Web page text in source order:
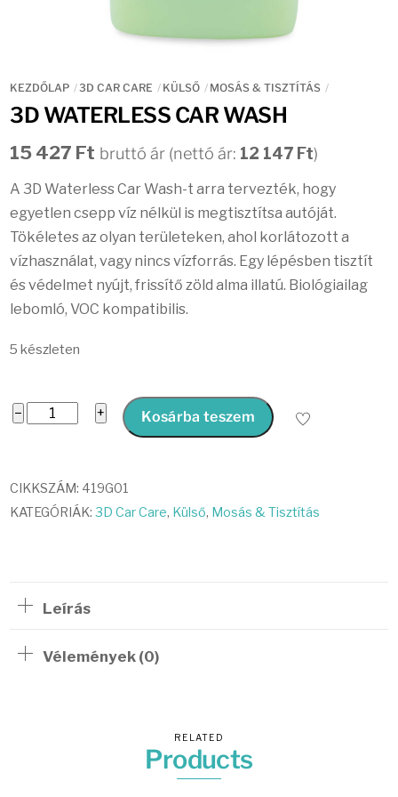
KEZDŐLAP 3D CAR CARE KÜLSŐ MOSÁS & TISZTÍTÁS
3D WATERLESS CAR WASH
15 427 Ft bruttó ár (nettó ár: 12 147 Ft)
A 3D Waterless Car Wash-t arra tervezték, hogy
egyetlen csepp víz nélkül is megtisztítsa autóját.
Tökéletes az olyan területeken, ahol korlátozott a
vízhasználat, vagy nincs vízforrás. Egy lépésben tisztít
és védelmet nyújt, frissítő zöld alma illatú. Biológiailag
lebomló, VOC kompatibilis.
5 készleten
−
WASH
mennyiség
+ Kosárba teszem
CIKKSZÁM: 419G01
KATEGÓRIÁK:3D Car Care, Külső, Mosás & Tisztítás
Leírás
Vélemények (0)
RELATED
Products